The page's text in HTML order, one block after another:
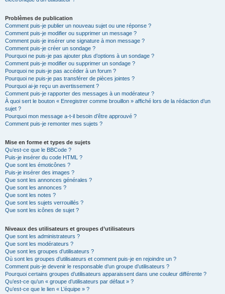
Problèmes de publication
Comment puis-je publier un nouveau sujet ou une réponse ?
Comment puis-je modifier ou supprimer un message ?
Comment puis-je insérer une signature à mon message ?
Comment puis-je créer un sondage ?
Pourquoi ne puis-je pas ajouter plus d’options à un sondage ?
Comment puis-je modifier ou supprimer un sondage ?
Pourquoi ne puis-je pas accéder à un forum ?
Pourquoi ne puis-je pas transférer de pièces jointes ?
Pourquoi ai-je reçu un avertissement ?
Comment puis-je rapporter des messages à un modérateur ?
À quoi sert le bouton « Enregistrer comme brouillon » affiché lors de la rédaction d’un
sujet ?
Pourquoi mon message a-t-il besoin d’être approuvé ?
Comment puis-je remonter mes sujets ?
Mise en forme et types de sujets
Qu’est-ce que le BBCode ?
Puis-je insérer du code HTML ?
Que sont les émoticônes ?
Puis-je insérer des images ?
Que sont les annonces générales ?
Que sont les annonces ?
Que sont les notes ?
Que sont les sujets verrouillés ?
Que sont les icônes de sujet ?
Niveaux des utilisateurs et groupes d’utilisateurs
Que sont les administrateurs ?
Que sont les modérateurs ?
Que sont les groupes d’utilisateurs ?
Où sont les groupes d’utilisateurs et comment puis-je en rejoindre un ?
Comment puis-je devenir le responsable d’un groupe d’utilisateurs ?
Pourquoi certains groupes d’utilisateurs apparaissent dans une couleur différente ?
Qu’est-ce qu’un « groupe d’utilisateurs par défaut » ?
Qu’est-ce que le lien « L’équipe » ?